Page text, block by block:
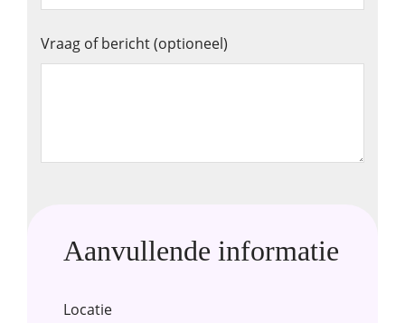
Vraag of bericht (optioneel)
Aanvullende informatie
Locatie